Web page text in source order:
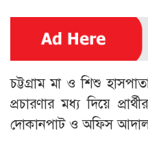
চট্টগ্রাম মা ও শিশু
প্রচারণার মধ্য দিয়ে
দোকানপাট ও অফিস আদালতে